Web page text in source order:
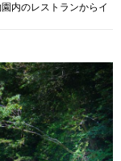
内のレストランからイ